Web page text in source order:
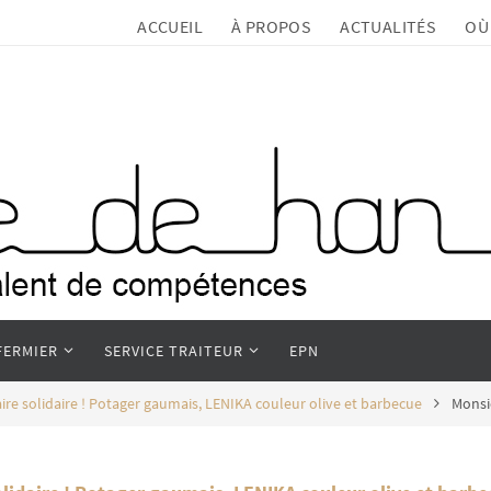
ACCUEIL À PROPOS ACTUALITÉS
SERVICE TRAITEUR EPN
solidaire ! Potager gaumais, LENIKA couleur olive et barbecue